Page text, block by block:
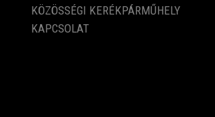
KÖZÖSSÉGI KERÉKPÁRMŰHELY
KAPCSOLAT